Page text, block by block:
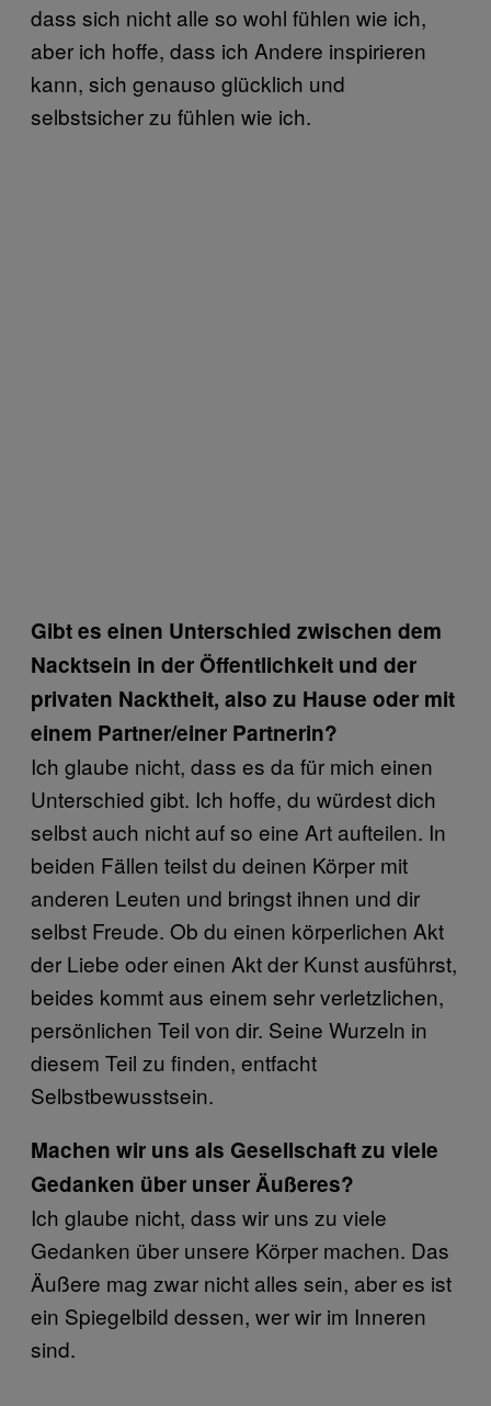
dass sich nicht alle so wohl fühlen wie ich,
aber ich hoffe, dass ich Andere inspirieren
kann, sich genauso glücklich und
selbstsicher zu fühlen wie ich.
Gibt es einen Unterschied zwischen dem
Nacktsein in der Öffentlichkeit und der
privaten Nacktheit, also zu Hause oder mit
einem Partner/einer Partnerin?
Ich glaube nicht, dass es da für mich einen
Unterschied gibt. Ich hoffe, du würdest dich
selbst auch nicht auf so eine Art aufteilen. In
beiden Fällen teilst du deinen Körper mit
anderen Leuten und bringst ihnen und dir
selbst Freude. Ob du einen körperlichen Akt
der Liebe oder einen Akt der Kunst ausführst,
beides kommt aus einem sehr verletzlichen,
persönlichen Teil von dir. Seine Wurzeln in
diesem Teil zu finden, entfacht
Selbstbewusstsein.
Machen wir uns als Gesellschaft zu viele
Gedanken über unser Äußeres?
Ich glaube nicht, dass wir uns zu viele
Gedanken über unsere Körper machen. Das
Äußere mag zwar nicht alles sein, aber es ist
ein Spiegelbild dessen, wer wir im Inneren
sind.